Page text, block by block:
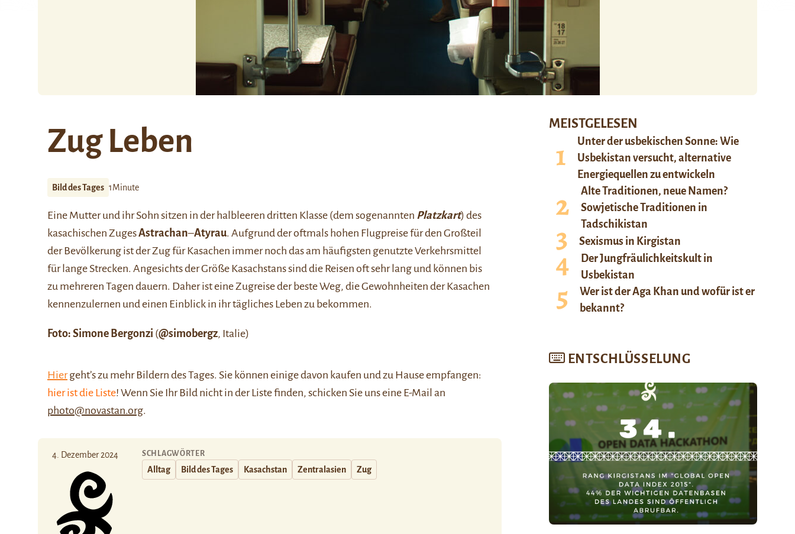
Zug Leben
Bild des Tages 1Minute
Eine Mutter und ihr Sohn sitzen in der halbleeren dritten Klasse (dem sogenannten Platzkart) des
kasachischen ZugesAstrachan–Atyrau. Aufgrund der oftmals hohen Flugpreise für den Großteil
der Bevölkerung ist der Zug für Kasachen immer noch das am häufigsten genutzte Verkehrsmittel
für lange Strecken. Angesichts der Größe Kasachstans sind die Reisen oft sehr lang und können bis
zu mehreren Tagen dauern. Daher ist eine Zugreise der beste Weg, die Gewohnheiten der Kasachen
kennenzulernen und einen Einblick in ihr tägliches Leben zu bekommen.
Foto: Simone Bergonzi (@simobergz, Italie)
Hiergeht’s zu mehr Bildern des Tages. Sie können einige davon kaufen und zu Hause empfangen:
hier ist die Liste! Wenn Sie Ihr Bild nicht in der Liste finden, schicken Sie uns eine E-Mail an
photo@novastan.org.
4. Dezember 2024 SCHLAGWÖRTER
Alltag Bild des Tages Kasachstan Zentralasien Zug
MEISTGELESEN
Unter der usbekischen Sonne: Wie
Usbekistan versucht, alternative
Energiequellen zu entwickeln
Alte Traditionen, neue Namen?
Sowjetische Traditionen in
Tadschikistan
Sexismus in Kirgistan
Der Jungfräulichkeitskult in
Usbekistan
Wer ist der Aga Khan und wofür ist er
bekannt?
ENTSCHLÜSSELUNG